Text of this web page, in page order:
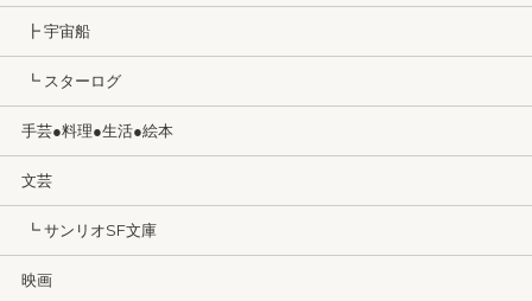
┣ 宇宙船
┗ スターログ
手芸●料理●生活●絵本
文芸
┗ サンリオSF文庫
映画